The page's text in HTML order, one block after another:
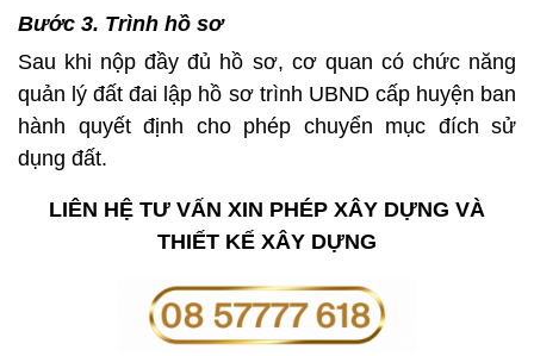
Bước 3. Trình hồ sơ
Sau khi nộp đầy đủ hồ sơ, cơ quan có chức năng
quản lý đất đai lập hồ sơ trình UBND cấp huyện ban
hành quyết định cho phép chuyển mục đích sử
dụng đất.
LIÊN HỆ TƯ VẤN XIN PHÉP XÂY DỰNG VÀ
THIẾT KẾ XÂY DỰNG